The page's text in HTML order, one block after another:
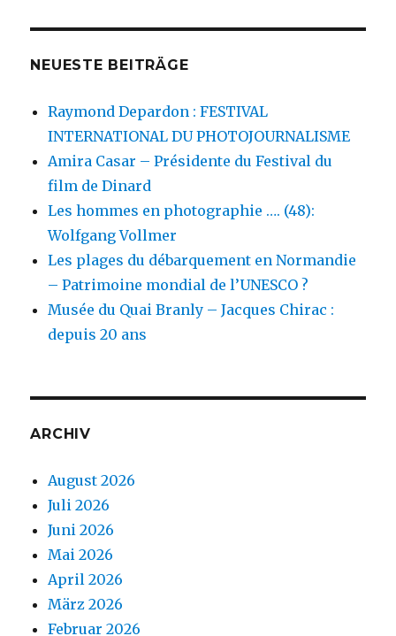
NEUESTE BEITRÄGE
Raymond Depardon : FESTIVAL
INTERNATIONAL DU PHOTOJOURNALISME
Amira Casar – Présidente du Festival du
film de Dinard
Les hommes en photographie …. (48):
Wolfgang Vollmer
Les plages du débarquement en Normandie
– Patrimoine mondial de l’UNESCO ?
Musée du Quai Branly – Jacques Chirac :
depuis 20 ans
ARCHIV
August 2026
Juli 2026
Juni 2026
Mai 2026
April 2026
März 2026
Februar 2026